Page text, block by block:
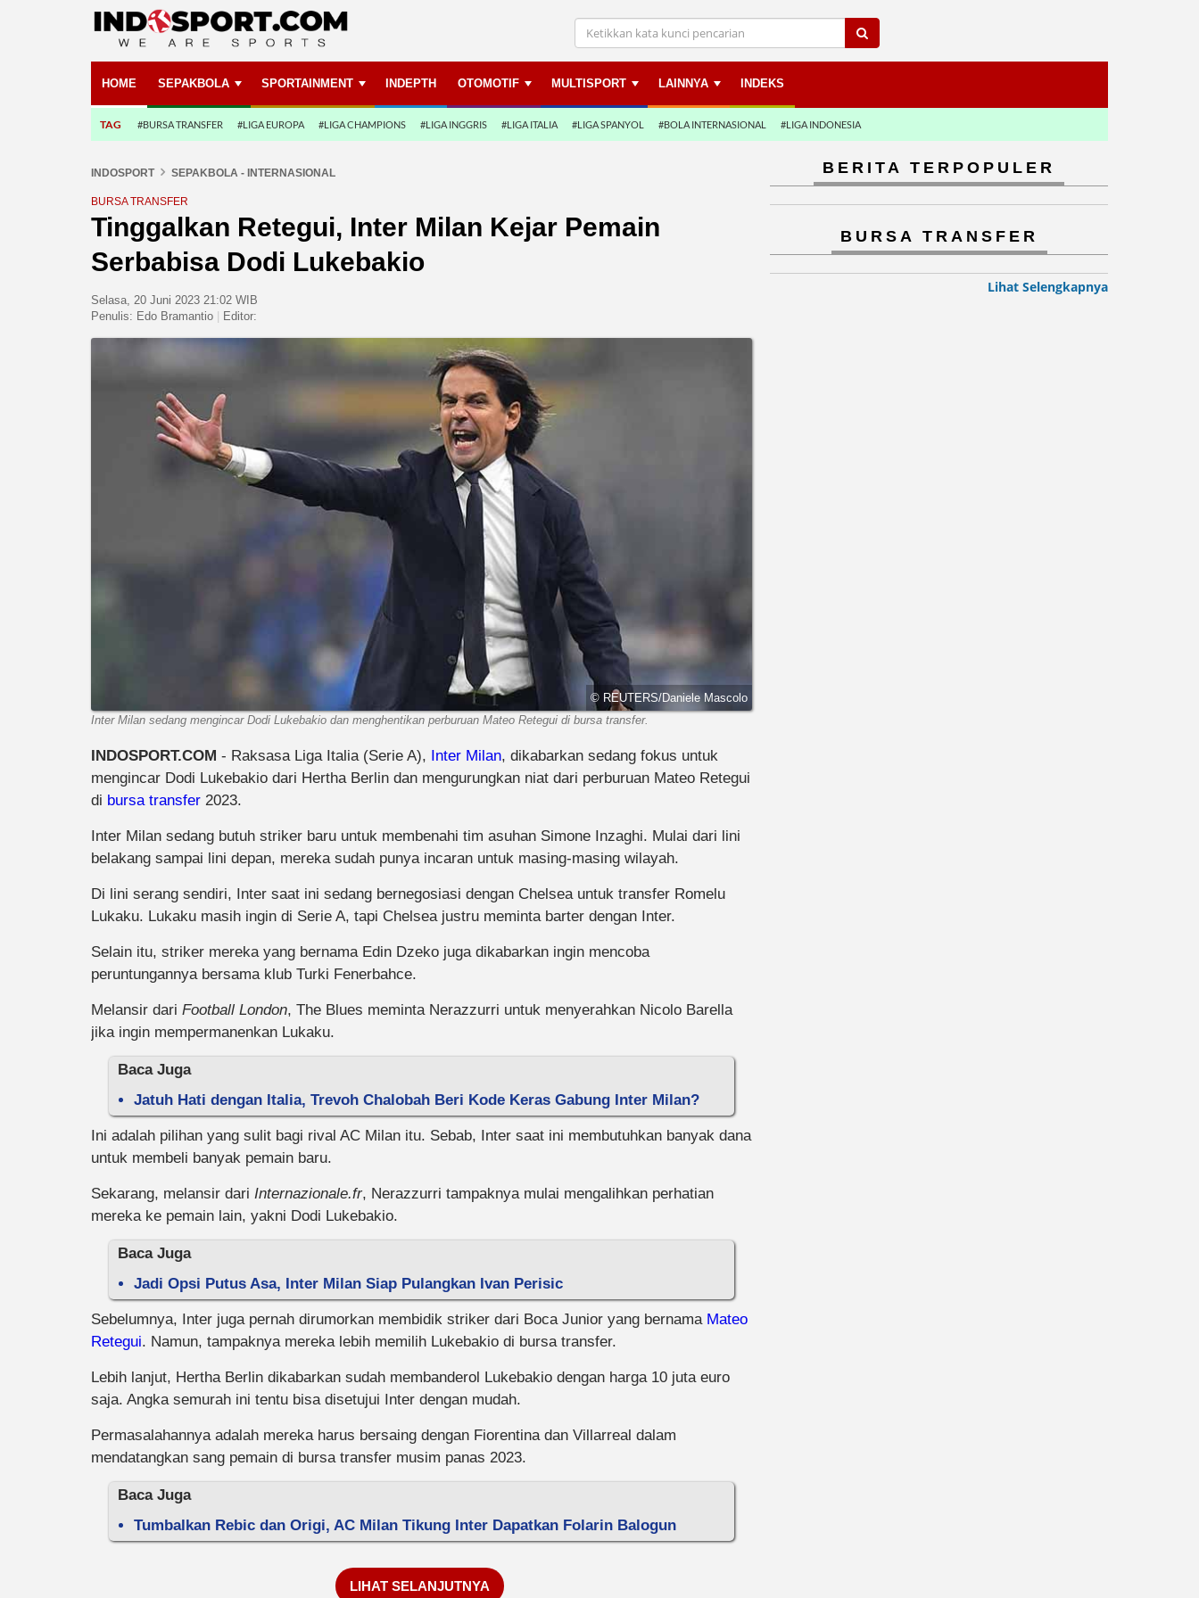
HOME SEPAKBOLA SPORTAINMENT INDEPTH OTOMOTIF MULTISPORT LAINNYA INDEKS
TAG #BURSA TRANSFER #LIGA EUROPA #LIGA CHAMPIONS #LIGA INGGRIS #LIGA ITALIA #LIGA SPANYOL #BOLA INTERNASIONAL #LIGA INDONESIA
INDOSPORT SEPAKBOLA - INTERNASIONAL
BURSA TRANSFER
Tinggalkan Retegui, Inter Milan Kejar Pemain
Serbabisa Dodi Lukebakio
Selasa, 20 Juni 2023 21:02 WIB
Penulis: Edo Bramantio Editor:
© REUTERS/Daniele Mascolo
Inter Milan sedang mengincar Dodi Lukebakio dan menghentikan perburuan Mateo Retegui di bursa transfer.
INDOSPORT.COM - Raksasa Liga Italia (Serie A), Inter Milan, dikabarkan sedang fokus untuk
mengincar Dodi Lukebakio dari Hertha Berlin dan mengurungkan niat dari perburuan Mateo Retegui
di bursa transfer 2023.
Inter Milan sedang butuh striker baru untuk membenahi tim asuhan Simone Inzaghi. Mulai dari lini
belakang sampai lini depan, mereka sudah punya incaran untuk masing-masing wilayah.
Di lini serang sendiri, Inter saat ini sedang bernegosiasi dengan Chelsea untuk transfer Romelu
Lukaku. Lukaku masih ingin di Serie A, tapi Chelsea justru meminta barter dengan Inter.
Selain itu, striker mereka yang bernama Edin Dzeko juga dikabarkan ingin mencoba
peruntungannya bersama klub Turki Fenerbahce.
Melansir dari Football London, The Blues meminta Nerazzurri untuk menyerahkan Nicolo Barella
jika ingin mempermanenkan Lukaku.
Baca Juga
Jatuh Hati dengan Italia, Trevoh Chalobah Beri Kode Keras Gabung Inter Milan?
Ini adalah pilihan yang sulit bagi rival AC Milan itu. Sebab, Inter saat ini membutuhkan banyak dana
untuk membeli banyak pemain baru.
Sekarang, melansir dari Internazionale.fr, Nerazzurri tampaknya mulai mengalihkan perhatian
mereka ke pemain lain, yakni Dodi Lukebakio.
Baca Juga
Jadi Opsi Putus Asa, Inter Milan Siap Pulangkan Ivan Perisic
Sebelumnya, Inter juga pernah dirumorkan membidik striker dari Boca Junior yang bernama Mateo
Retegui. Namun, tampaknya mereka lebih memilih Lukebakio di bursa transfer.
Lebih lanjut, Hertha Berlin dikabarkan sudah membanderol Lukebakio dengan harga 10 juta euro
saja. Angka semurah ini tentu bisa disetujui Inter dengan mudah.
Permasalahannya adalah mereka harus bersaing dengan Fiorentina dan Villarreal dalam
mendatangkan sang pemain di bursa transfer musim panas 2023.
Baca Juga
Tumbalkan Rebic dan Origi, AC Milan Tikung Inter Dapatkan Folarin Balogun
LIHAT SELANJUTNYA
BERITA TERPOPULER
BURSA TRANSFER
Lihat Selengkapnya